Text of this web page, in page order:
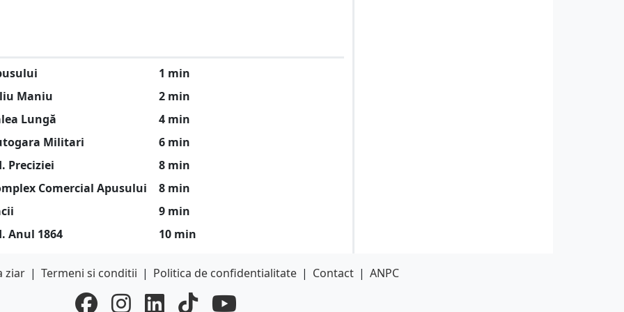
1 min
Maniu
2 min
Lungă
4 min
Militari
6 min
Preciziei
8 min
Comercial Apusului
8 min
9 min
Anul 1864
10 min
ziar | Termeni si conditii | Politica de confidentialitate | Contact | ANPC